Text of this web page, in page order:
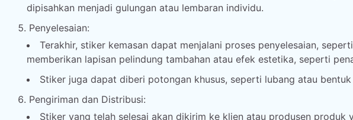
dipisahkan menjadi gulungan atau lembaran individu.
Penyelesaian:
Terakhir, stiker kemasan dapat menjalani proses penyelesaian,
memberikan lapisan pelindung tambahan atau efek estetika, seperti
Stiker juga dapat diberi potongan khusus, seperti lubang atau
Pengiriman dan Distribusi:
Stiker yang telah selesai akan dikirim ke klien atau produsen produk